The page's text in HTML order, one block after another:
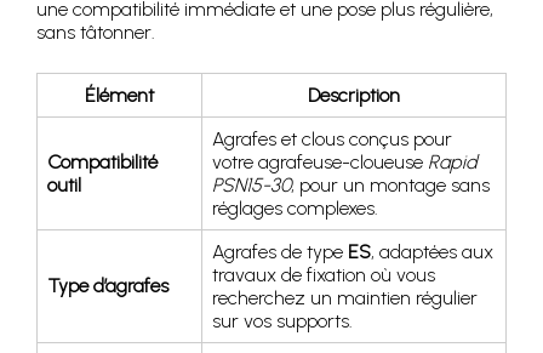
une compatibilité immédiate et une pose plus régulière,
sans tâtonner.
Élément Description
Compatibilité
outil
Agrafes et clous conçus pour
votre agrafeuse-cloueuse Rapid
PSN15-30, pour un montage sans
réglages complexes.
Type d’agrafes
Agrafes de type ES, adaptées aux
travaux de fixation où vous
recherchez un maintien régulier
sur vos supports.